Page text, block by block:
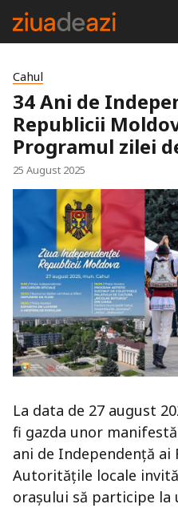
Cahul
34 Ani de
Republicii
Programul zilei
25 August 2025
La data de 27 august
fi gazda unor
ani de Independență ai
Autoritățile locale
orașului să participe la